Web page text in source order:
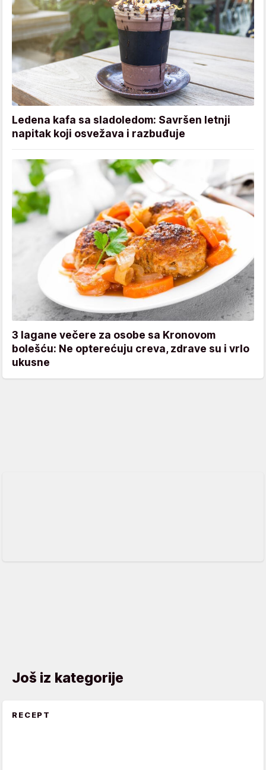
Ledena kafa sa sladoledom: Savršen letnji
napitak koji osvežava i razbuđuje
3 lagane večere za osobe sa Kronovom
bolešću: Ne opterećuju creva, zdrave su i vrlo
ukusne
Još iz kategorije
RECEPT